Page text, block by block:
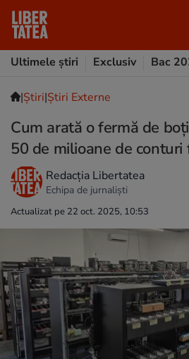
Ultimele știri
Exclusiv Bac
|Ştiri|Știri Externe
Cum arată o fermă de
50 de milioane de
Redacția Libertatea
Echipa de jurnaliști
Actualizat pe 22 oct. 2025, 10:53